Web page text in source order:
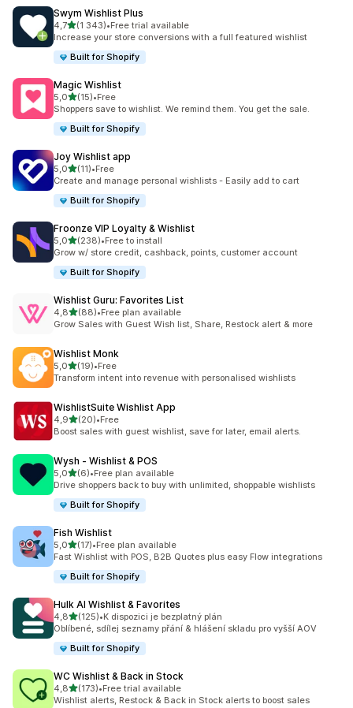
Swym Wishlist Plus
4,7z 5 hvězd
(1 343)
Celkový počet recenzí: 1343
•Free trial available
Increase your store conversions with a full featured wishlist
Built for Shopify
Magic Wishlist
5,0z 5 hvězd
(15)
Celkový počet recenzí: 15
•Free
Shoppers save to wishlist. We remind them. You get the sale.
Built for Shopify
Joy Wishlist app
5,0z 5 hvězd
(11)
Celkový počet recenzí: 11
•Free
Create and manage personal wishlists - Easily add to cart
Built for Shopify
Froonze VIP Loyalty & Wishlist
5,0z 5 hvězd
(238)
Celkový počet recenzí: 238
•Free to install
Grow w/ store credit, cashback, points, customer account
Built for Shopify
Wishlist Guru: Favorites List
4,8z 5 hvězd
(88)
Celkový počet recenzí: 88
•Free plan available
Grow Sales with Guest Wish list, Share, Restock alert & more
Wishlist Monk
5,0z 5 hvězd
(19)
Celkový počet recenzí: 19
•Free
Transform intent into revenue with personalised wishlists
WishlistSuite Wishlist App
4,9z 5 hvězd
(20)
Celkový počet recenzí: 20
•Free
Boost sales with guest wishlist, save for later, email alerts.
Wysh ‑ Wishlist & POS
5,0z 5 hvězd
(6)
Celkový počet recenzí: 6
•Free plan available
Drive shoppers back to buy with unlimited, shoppable wishlists
Built for Shopify
Fish Wishlist
5,0z 5 hvězd
(17)
Celkový počet recenzí: 17
•Free plan available
Fast Wishlist with POS, B2B Quotes plus easy Flow integrations
Built for Shopify
Hulk AI Wishlist & Favorites
4,8z 5 hvězd
(125)
Celkový počet recenzí: 125
•K dispozici je bezplatný plán
Oblíbené, sdílej seznamy přání & hlášení skladu pro vyšší AOV
Built for Shopify
WC Wishlist & Back in Stock
4,8z 5 hvězd
(173)
Celkový počet recenzí: 173
•Free trial available
Wishlist alerts, Restock & Back in Stock alerts to boost sales